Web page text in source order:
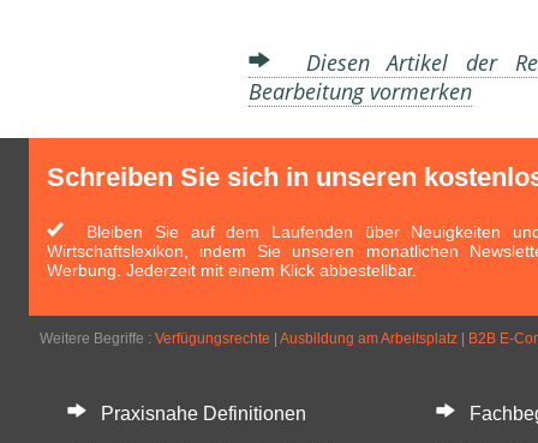
Diesen Artikel der
Bearbeitung vormerken
Schreiben Sie sich in unseren
Bleiben Sie auf dem Laufenden über Neuigkeiten
Wirtschaftslexikon, indem Sie unseren monatlichen
Werbung. Jederzeit mit einem Klick abbestellbar.
Weitere Begriffe : Verfügungsrechte Ausbildung am Arbeitsplatz B2B E-
Praxisnahe Definitionen